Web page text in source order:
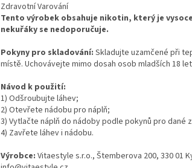
Zdravotní Varování
Tento výrobek obsahuje nikotin, který je
nekuřáky se nedoporučuje.
Pokyny pro skladování: Skladujte uzamčené při
místě. Uchovávejte mimo dosah osob mladších 18
Návod k použití:
1) Odšroubujte láhev;
2) Otevřete nádobu pro náplň;
3) Vytlačte náplň do nádoby podle pokynů pro dané
4) Zavřete láhev i nádobu.
Výrobce: Vitaestyle s.r.o., Štemberova 200, 330 01